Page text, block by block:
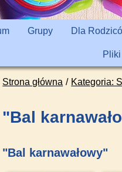
Grupy Dla
Strona główna Kategoria:
"Bal
"Bal karnawałowy"